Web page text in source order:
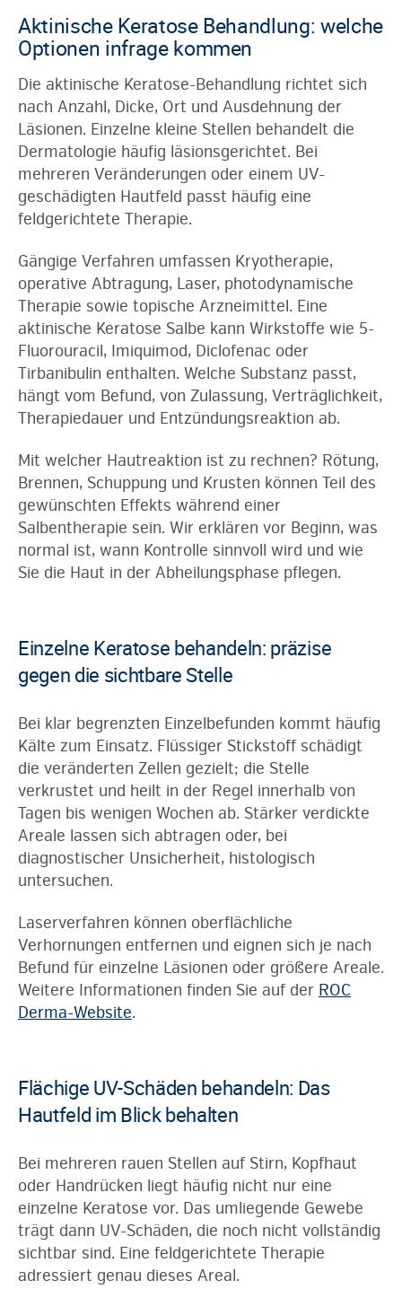
Aktinische Keratose Behandlung: welche
Optionen infrage kommen
Die aktinische Keratose-Behandlung richtet sich
nach Anzahl, Dicke, Ort und Ausdehnung der
Läsionen. Einzelne kleine Stellen behandelt die
Dermatologie häufig läsionsgerichtet. Bei
mehreren Veränderungen oder einem UV-
geschädigten Hautfeld passt häufig eine
feldgerichtete Therapie.
Gängige Verfahren umfassen Kryotherapie,
operative Abtragung, Laser, photodynamische
Therapie sowie topische Arzneimittel. Eine
aktinische Keratose Salbe kann Wirkstoffe wie 5-
Fluorouracil, Imiquimod, Diclofenac oder
Tirbanibulin enthalten. Welche Substanz passt,
hängt vom Befund, von Zulassung, Verträglichkeit,
Therapiedauer und Entzündungsreaktion ab.
Mit welcher Hautreaktion ist zu rechnen? Rötung,
Brennen, Schuppung und Krusten können Teil des
gewünschten Effekts während einer
Salbentherapie sein. Wir erklären vor Beginn, was
normal ist, wann Kontrolle sinnvoll wird und wie
Sie die Haut in der Abheilungsphase pflegen.
Einzelne Keratose behandeln: präzise
gegen die sichtbare Stelle
Bei klar begrenzten Einzelbefunden kommt häufig
Kälte zum Einsatz. Flüssiger Stickstoff schädigt
die veränderten Zellen gezielt; die Stelle
verkrustet und heilt in der Regel innerhalb von
Tagen bis wenigen Wochen ab. Stärker verdickte
Areale lassen sich abtragen oder, bei
diagnostischer Unsicherheit, histologisch
untersuchen.
Laserverfahren können oberflächliche
Verhornungen entfernen und eignen sich je nach
Befund für einzelne Läsionen oder größere Areale.
Weitere Informationen finden Sie auf der ROC
Derma-Website.
Flächige UV-Schäden behandeln: Das
Hautfeld im Blick behalten
Bei mehreren rauen Stellen auf Stirn, Kopfhaut
oder Handrücken liegt häufig nicht nur eine
einzelne Keratose vor. Das umliegende Gewebe
trägt dann UV-Schäden, die noch nicht vollständig
sichtbar sind. Eine feldgerichtete Therapie
adressiert genau dieses Areal.